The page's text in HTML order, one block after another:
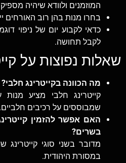
המוזמנים ולוודא שיהיה
בחרו מנות בהן רוב האורחים
כדאי לקבוע יום של ניפוי
לקבל תחושה.
שאלות נפוצות על
מה הכוונה בקייטרינג חלבי?
קייטרינג חלבי מציע מנות
שמבוססים על רכיבים חלביים.
האם אפשר להזמין
בשרים?
מדובר בשני סוגי קייטרינג
במסורת היהודית.